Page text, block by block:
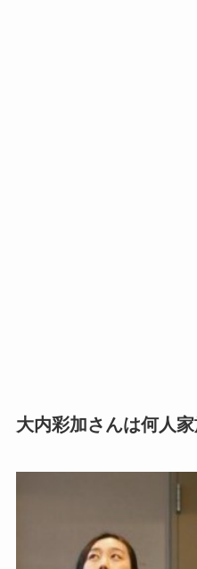
大内彩加さんは何人